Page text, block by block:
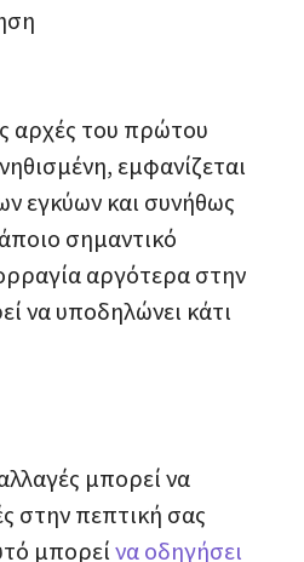
αρχές του πρώτου
εμφανίζεται
εγκύων και συνήθως
σημαντικό
αργότερα στην
να υποδηλώνει κάτι
μπορεί να
στην πεπτική σας
μπορείνα οδηγήσει